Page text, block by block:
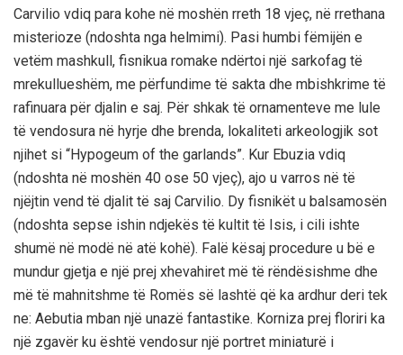
Carvilio vdiq para kohe në moshën rreth 18 vjeç, në rrethana
misterioze (ndoshta nga helmimi). Pasi humbi fëmijën e
vetëm mashkull, fisnikua romake ndërtoi një sarkofag të
mrekullueshëm, me përfundime të sakta dhe mbishkrime të
rafinuara për djalin e saj. Për shkak të ornamenteve me lule
të vendosura në hyrje dhe brenda, lokaliteti arkeologjik sot
njihet si “Hypogeum of the garlands”. Kur Ebuzia vdiq
(ndoshta në moshën 40 ose 50 vjeç), ajo u varros në të
njëjtin vend të djalit të saj Carvilio. Dy fisnikët u balsamosën
(ndoshta sepse ishin ndjekës të kultit të Isis, i cili ishte
shumë në modë në atë kohë). Falë kësaj procedure u bë e
mundur gjetja e një prej xhevahiret më të rëndësishme dhe
më të mahnitshme të Romës së lashtë që ka ardhur deri tek
ne: Aebutia mban një unazë fantastike. Korniza prej floriri ka
një zgavër ku është vendosur një portret miniaturë i